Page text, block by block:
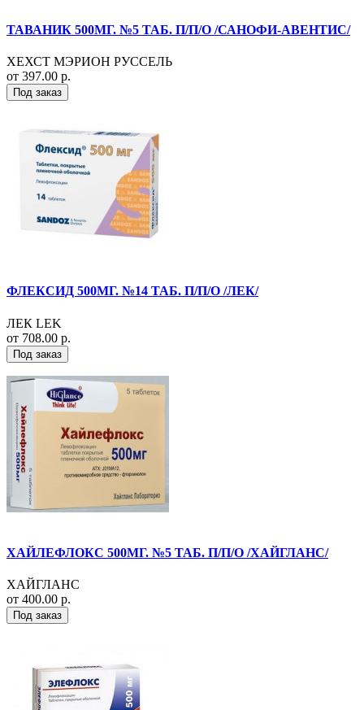
ТАВАНИК 500МГ. №5 ТАБ. П/П/О /САНОФИ-АВЕНТИС/
ХЕХСТ МЭРИОН РУССЕЛЬ
от 397.00 р.
Под заказ
ФЛЕКСИД 500МГ. №14 ТАБ. П/П/О /ЛЕК/
ЛЕК LEK
от 708.00 р.
Под заказ
ХАЙЛЕФЛОКС 500МГ. №5 ТАБ. П/П/О /ХАЙГЛАНС/
ХАЙГЛАНС
от 400.00 р.
Под заказ